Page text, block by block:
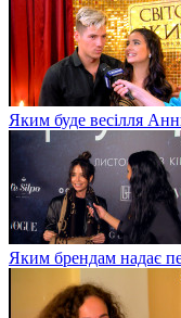
Яким буде весілля
Яким брендам надає